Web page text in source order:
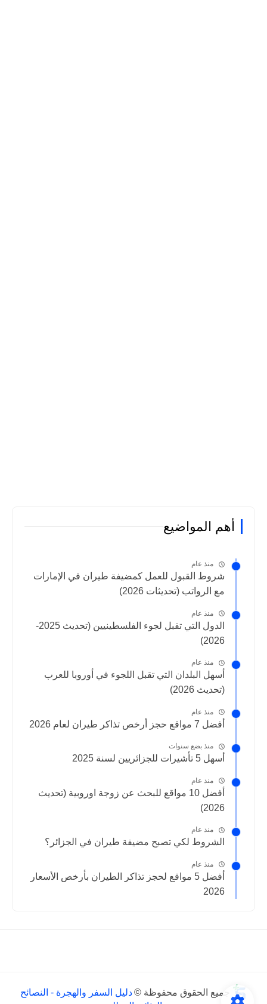
أهم المواضيع
منذ عام
شروط القبول للعمل كمضيفة طيران في الإمارات
مع الرواتب (تحديثات 2026)
منذ عام
الدول التي تقبل لجوء الفلسطينيين (تحديث 2025-
2026)
منذ عام
أسهل البلدان التي تقبل اللجوء في أوروبا للعرب
(تحديث 2026)
منذ عام
أفضل 7 مواقع حجز أرخص تذاكر طيران لعام 2026
منذ بضع سنوات
أسهل 5 تأشيرات للجزائريين لسنة 2025
منذ عام
أفضل 10 مواقع للبحث عن زوجة اوروبية (تحديث
2026)
منذ عام
الشروط لكي تصبح مضيفة طيران في الجزائر؟
منذ عام
أفضل 5 مواقع لحجز تذاكر الطيران بأرخص الأسعار
2026
جميع الحقوق محفوظة ©دليل السفر والهجرة - النصائح